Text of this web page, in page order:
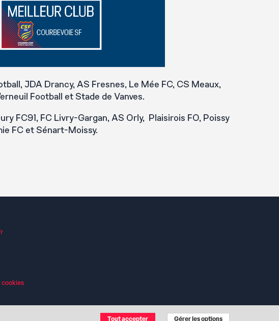
JDA Drancy, AS Fresnes, Le Mée FC, CS Meaux,
Football et Stade de Vanves.
FC91, FC Livry-Gargan, AS Orly, Plaisirois FO, Poissy
FC et Sénart-Moissy.
cookies
Tout accepter Gérer les options